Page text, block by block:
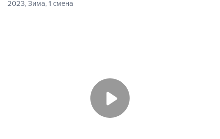
2023, Зима, 1 смена